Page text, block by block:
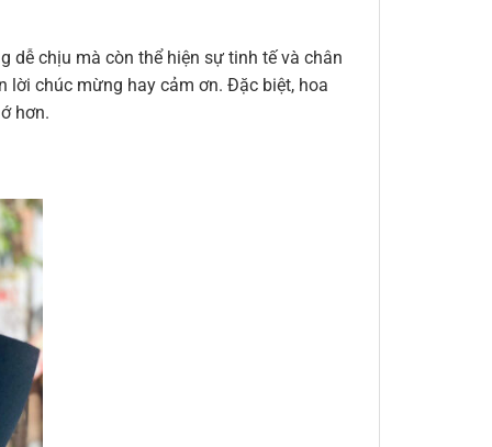
dễ chịu mà còn thể hiện sự tinh tế và chân
lời chúc mừng hay cảm ơn. Đặc biệt, hoa
hơn.